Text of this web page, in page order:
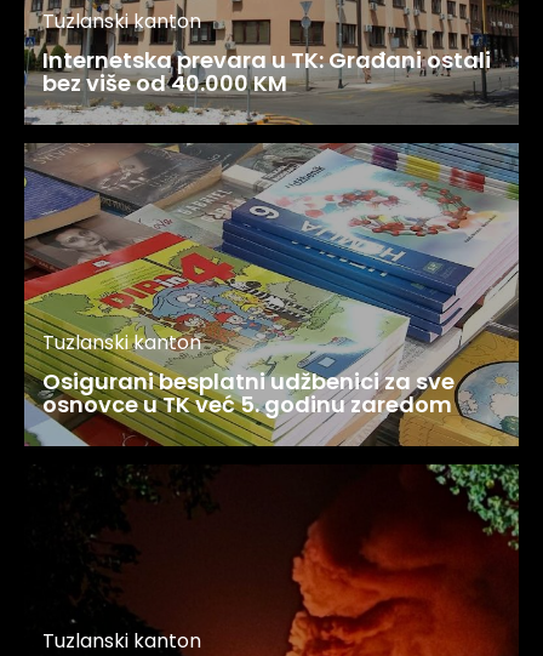
Tuzlanski kanton
Internetska prevara u TK: Građani ostali
bez više od 40.000 KM
Tuzlanski kanton
Osigurani besplatni udžbenici za sve
osnovce u TK već 5. godinu zaredom
Tuzlanski kanton